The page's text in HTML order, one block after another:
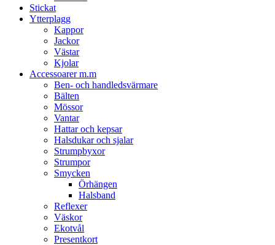
Stickat
Ytterplagg
Kappor
Jackor
Västar
Kjolar
Accessoarer m.m
Ben- och handledsvärmare
Bälten
Mössor
Vantar
Hattar och kepsar
Halsdukar och sjalar
Strumpbyxor
Strumpor
Smycken
Örhängen
Halsband
Reflexer
Väskor
Ekotvål
Presentkort